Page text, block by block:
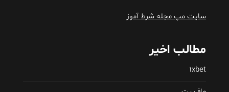
سایت مپ مجله شرط آموز
مطالب اخیر
1xbet